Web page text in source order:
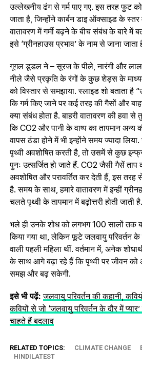
उल्लेखनीय ढंग से गर्म पाए गए. इस तरह फुट को
जाता है, जिन्होंने कार्बन डाइ ऑक्साइड के स्तर
वातावरण में गर्मी बढ़ने के बीच संबंध के बारे में
इसे ‘ग्रीनहाउस प्रभाव’ के नाम से जाना जाता
गूगल डूडल ने – सूरज के पीले, नारंगी और
नीले जैसे प्रकृति के रंगों के कुछ शेड्स के
को विस्तार से समझाया. स्लाइड शो बताता है
कि गर्म किए जाने पर कई तरह की गैसों और
क्या संबंध होता है. बाहरी वातावरण की हवा से
कि CO2 और पानी के वाष्प का तापमान अन्य
वापस ठंडा होने में भी इन्होंने समय ज्यादा
पृथ्वी अवशोषित करती है, तो उसमें से कुछ
पुनः उत्सर्जित हो जाते हैं. CO2 जैसी गैसें ताप
अवशोषित और परावर्तित कर देती हैं, इस तरह
है. समय के साथ, हमारे वातावरण में इन्हीं
चलते पृथ्वी के तापमान में बढ़ोत्तरी होती जाती
भले ही उनके शोध को लगभग 100 सालों तक
किया गया था, लेकिन फूटे जलवायु परिवर्तन के
वाली पहली महिला थीं. वर्तमान में, अनेक
के साथ आगे बढ़ा रहे हैं कि पृथ्वी पर जीवन
समझ और बढ़ सकेगी.
इसे भी पढ़ें: जलवायु परिवर्तन की कहानी,
कवियों से जो ‘जलवायु परिवर्तन के दौर में
चाहते हैं बदलाव
RELATED TOPICS: CLIMATE CHANGE
HINDILATEST